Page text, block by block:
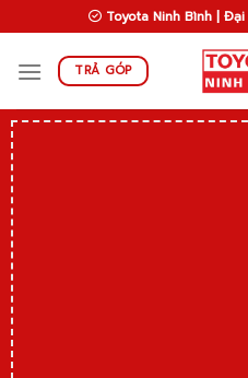
to
content
Toyota Ninh Bình |
TRẢ GÓP